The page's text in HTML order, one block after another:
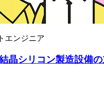
エンジニア
晶シリコン製造設備